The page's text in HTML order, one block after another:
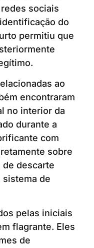
sociais
do
permitiu que
ao
encontraram
no interior da
durante a
com
sobre
de descarte
sistema de
pelas iniciais
flagrante. Eles
de